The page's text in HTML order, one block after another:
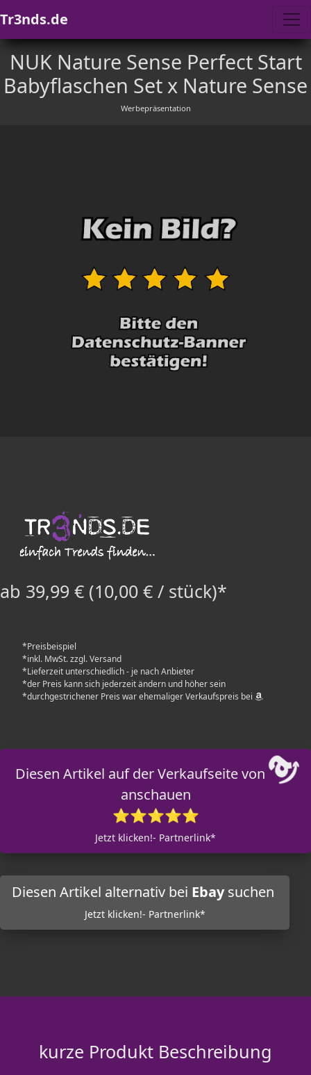
Tr3nds.de
NUK Nature Sense Perfect Start
Babyflaschen Set x Nature Sense
Werbepräsentation
ab 39,99 € (10,00 € / stück)*
*Preisbeispiel
*inkl. MwSt. zzgl. Versand
*Lieferzeit unterschiedlich - je nach Anbieter
*der Preis kann sich jederzeit ändern und höher sein
*durchgestrichener Preis war ehemaliger Verkaufspreis bei
Diesen Artikel auf der Verkaufseite von
anschauen
⭐⭐⭐⭐⭐
Jetzt klicken!- Partnerlink*
Diesen Artikel alternativ bei Ebaysuchen
Jetzt klicken!- Partnerlink*
kurze Produkt Beschreibung